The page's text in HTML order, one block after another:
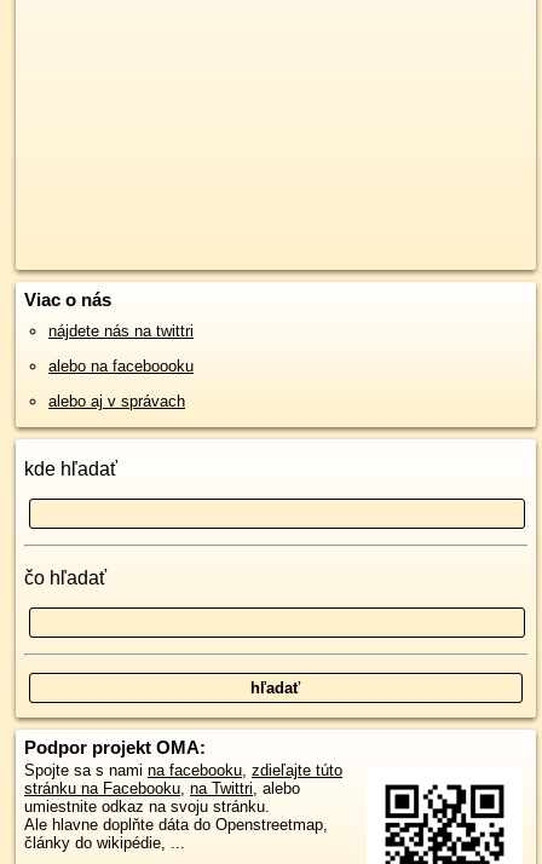
Viac o nás
nájdete nás na twittri
alebo na faceboooku
alebo aj v správach
kde hľadať
čo hľadať
Podpor projekt OMA:
Spojte sa s nami na facebooku, zdieľajte túto
stránku na Facebooku, na Twittri, alebo
umiestnite odkaz na svoju stránku.
Ale hlavne doplňte dáta do Openstreetmap,
články do wikipédie, ...